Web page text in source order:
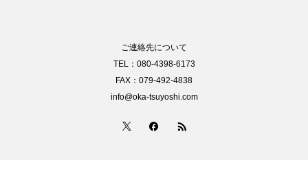
ご連絡先について
TEL：080-4398-6173
FAX：079-492-4838
info@oka-tsuyoshi.com